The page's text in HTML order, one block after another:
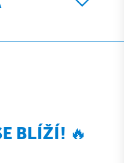
BLÍŽÍ! 🔥